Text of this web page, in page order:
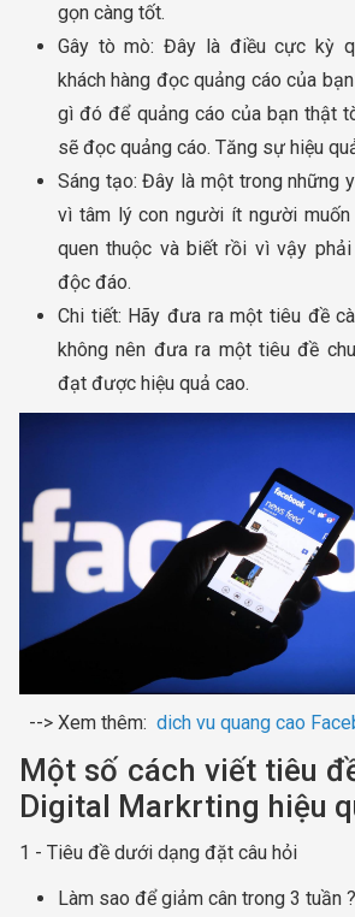
gọn càng tốt.
Gây tò mò: Đây là điều cực kỳ
khách hàng đọc quảng cáo của
gì đó để quảng cáo của bạn thật
sẽ đọc quảng cáo. Tăng sự hiệu
Sáng tạo: Đây là một trong những
vì tâm lý con người ít người
quen thuộc và biết rồi vì vậy
độc đáo.
Chi tiết: Hãy đưa ra một tiêu đề
không nên đưa ra một tiêu đề
đạt được hiệu quả cao.
--> Xem thêm: dich vu quang cao
Một số cách viết tiêu
Digital Markrting hiệu
1 - Tiêu đề dưới dạng đặt câu hỏi
Làm sao để giảm cân trong 3 tuần ?